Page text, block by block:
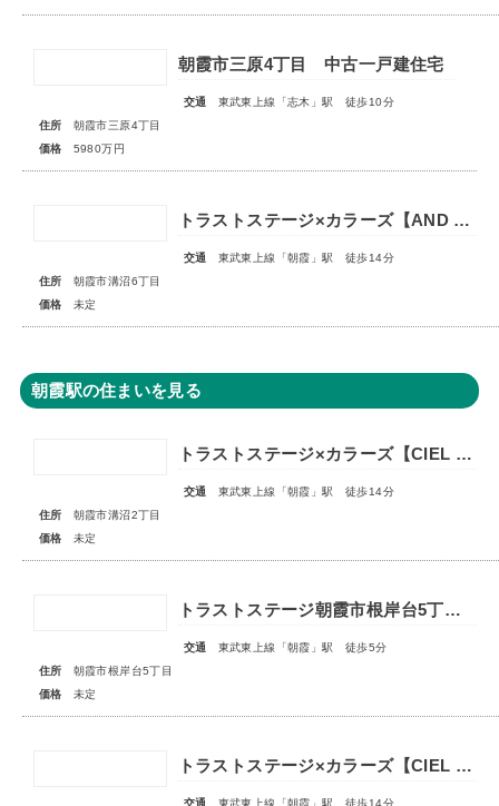
朝霞市三原4丁目 中古一戸建住宅
交通
東武東上線「志木」駅 徒歩10分
住所
朝霞市三原4丁目
価格
5980万円
トラストステージ×カラーズ【AND PLUS】朝霞市溝沼6丁目22期 全2棟◇販売予告◇
交通
東武東上線「朝霞」駅 徒歩14分
住所
朝霞市溝沼6丁目
価格
未定
朝霞駅の住まいを見る
トラストステージ×カラーズ【CIEL VILLA】朝霞市溝沼2丁目21期 全4棟◆販売予告◆
交通
東武東上線「朝霞」駅 徒歩14分
住所
朝霞市溝沼2丁目
価格
未定
トラストステージ朝霞市根岸台5丁目43期 全6区画◇販売予告◇
交通
東武東上線「朝霞」駅 徒歩5分
住所
朝霞市根岸台5丁目
価格
未定
トラストステージ×カラーズ【CIEL VILLA】朝霞市溝沼2丁目21期 全4棟◆販売予告◆
交通
東武東上線「朝霞」駅 徒歩14分